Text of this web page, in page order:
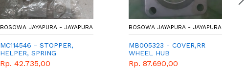
BOSOWA JAYAPURA - JAYAPURA
MC114546 - STOPPER,
HELPER, SPRING
Rp. 42.735,00
BOSOWA JAYAPURA - JAYAPURA
MB005323 - COVER,RR
WHEEL HUB
Rp. 87.690,00